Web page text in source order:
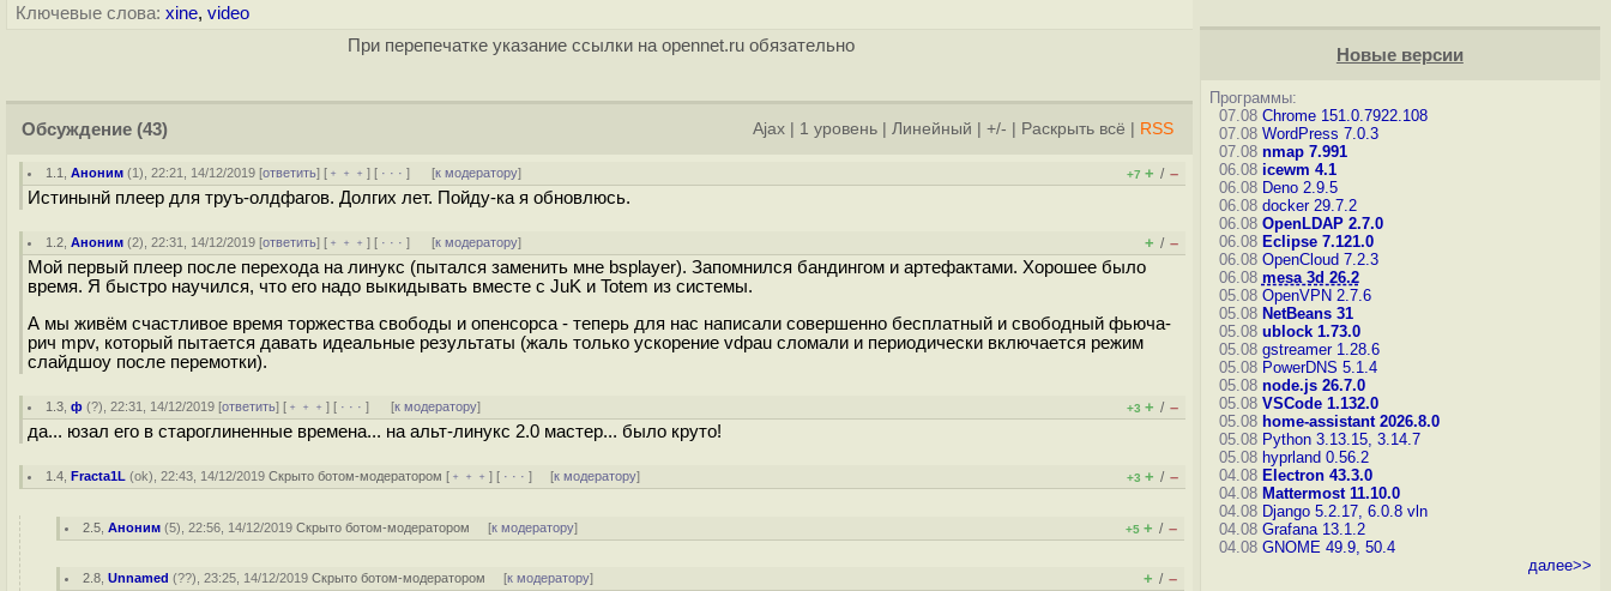
Ключевые слова: xine, video
При перепечатке указание ссылки на opennet.ru обязательно
Обсуждение (43) Ajax 1 уровень Линейный +/- Раскрыть всё RSS
1.1 ,Аноним (1), 22:21, 14/12/2019 [ответить] [ ﹢﹢﹢] [ · · ·] [к модератору] +7 + / –
Истинынй плеер для труъ-олдфагов. Долгих лет. Пойду-ка я обновлюсь.
1.2 ,Аноним (2), 22:31, 14/12/2019 [ответить] [ ﹢﹢﹢] [ · · ·] [к модератору] + / –
Мой первый плеер после перехода на линукс (пытался заменить мне bsplayer). Запомнился бандингом и артефактами. Хорошее было
время. Я быстро научился, что его надо выкидывать вместе с JuK и Totem из системы.
А мы живём счастливое время торжества свободы и опенсорса - теперь для нас написали совершенно бесплатный и свободный фьюча-
рич mpv, который пытается давать идеальные результаты (жаль только ускорение vdpau сломали и периодически включается режим
слайдшоу после перемотки).
1.3 ,ф (?), 22:31, 14/12/2019 [ответить] [ ﹢﹢﹢] [ · · ·] [к модератору] +3 + / –
да... юзал его в староглиненные времена... на альт-линукс 2.0 мастер... было круто!
1.4 ,Fracta1L (ok), 22:43, 14/12/2019Скрыто ботом-модератором [ ﹢﹢﹢] [ · · ·] [к модератору] +3 + / –
2.5 ,Аноним (5), 22:56, 14/12/2019Скрыто ботом-модератором [к модератору] +5 + / –
2.8 ,Unnamed (??), 23:25, 14/12/2019Скрыто ботом-модератором [к модератору] + / –
Новые версии
Программы:
07.08 Chrome 151.0.7922.108
07.08 WordPress 7.0.3
07.08 nmap 7.991
06.08 icewm 4.1
06.08 Deno 2.9.5
06.08 docker 29.7.2
06.08 OpenLDAP 2.7.0
06.08 Eclipse 7.121.0
06.08 OpenCloud 7.2.3
06.08 mesa 3d 26.2
05.08 OpenVPN 2.7.6
05.08 NetBeans 31
05.08 ublock 1.73.0
05.08 gstreamer 1.28.6
05.08 PowerDNS 5.1.4
05.08 node.js 26.7.0
05.08 VSCode 1.132.0
05.08 home-assistant 2026.8.0
05.08 Python 3.13.15, 3.14.7
05.08 hyprland 0.56.2
04.08 Electron 43.3.0
04.08 Mattermost 11.10.0
04.08 Django 5.2.17, 6.0.8 vln
04.08 Grafana 13.1.2
04.08 GNOME 49.9, 50.4
далее>>